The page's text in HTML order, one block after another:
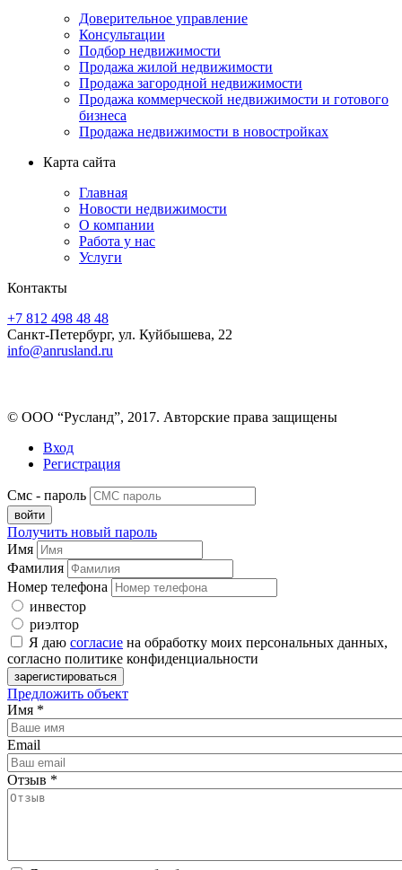
Доверительное управление
Консультации
Подбор недвижимости
Продажа жилой недвижимости
Продажа загородной недвижимости
Продажа коммерческой недвижимости и готового
бизнеса
Продажа недвижимости в новостройках
Карта сайта
Главная
Новости недвижимости
О компании
Работа у нас
Услуги
Контакты
+7 812 498 48 48
Санкт-Петербург, ул. Куйбышева, 22
info@anrusland.ru
© ООО “Русланд”, 2017. Авторские права защищены
Вход
Регистрация
Смс - пароль
Получить новый пароль
Имя
Фамилия
Номер телефона
инвестор
риэлтор
Я даю согласие на обработку моих персональных данных,
согласно политике конфиденциальности
Предложить объект
Имя *
Email
Отзыв *